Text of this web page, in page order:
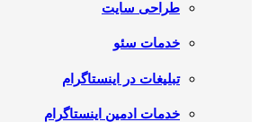
طراحی سایت
خدمات سئو
تبلیغات در اینستاگرام
خدمات ادمین اینستاگرام